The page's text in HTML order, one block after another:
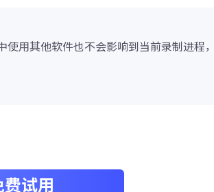
用其他软件也不会影响到当前录制进程
试用